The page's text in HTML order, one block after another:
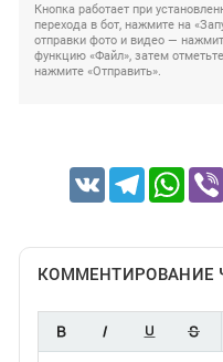
Кнопка работает при
перехода в бот, нажмите на
отправки фото и видео —
функцию «Файл», затем
нажмите «Отправить».
VK Telegram
КОММЕНТИРОВАНИЕ